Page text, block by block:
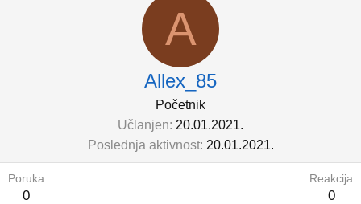
A
Allex_85
Početnik
Učlanjen 20.01.2021.
Poslednja aktivnost 20.01.2021.
Poruka
0
Reakcija
0